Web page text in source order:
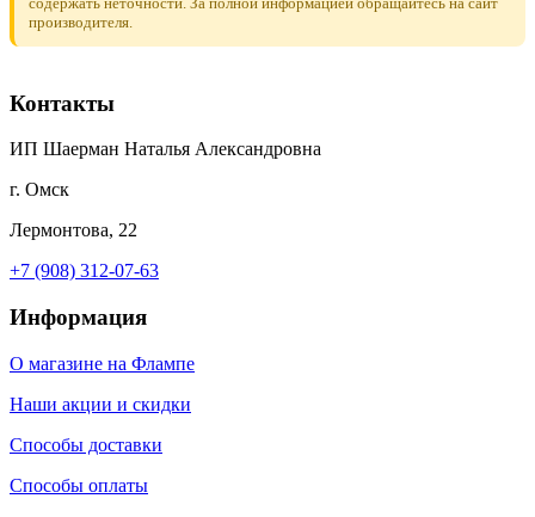
производителя.
Контакты
ИП Шаерман Наталья Александровна
г. Омск
Лермонтова, 22
+7 (908) 312-07-63
Информация
О магазине на Флампе
Наши акции и скидки
Способы доставки
Способы оплаты